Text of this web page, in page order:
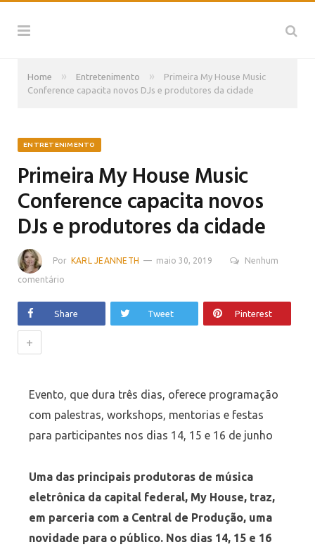
Home » Entretenimento »
Primeira My House Music
Conference capacita novos DJs e produtores da cidade
ENTRETENIMENTO
Primeira My House Music
Conference capacita novos
DJs e produtores da cidade
Por KARL JEANNETH maio 30, 2019 Nenhum
comentário
Share Tweet Pinterest
+
Evento, que dura três dias, oferece programação
com palestras, workshops, mentorias e festas
para participantes nos dias 14, 15 e 16 de junho
Uma das principais produtoras de música
eletrônica da capital federal, My House, traz,
em parceria com a Central de Produção, uma
novidade para o público. Nos dias 14, 15 e 16